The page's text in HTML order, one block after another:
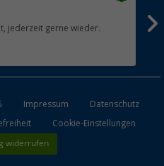
jederzeit gerne wieder.
Impressum
Datenschutz
Cookie-Einstellungen
widerrufen